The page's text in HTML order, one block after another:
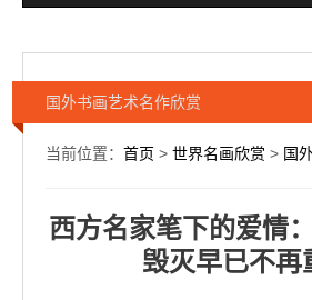
国外书画艺术名作欣赏
当前位置： 首页 > 世界名画欣赏 > 国
西方名家笔下的爱情
毁灭早已不再